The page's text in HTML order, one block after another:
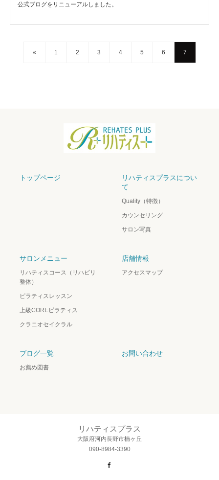
公式ブログをリニューアルしました。
« 1 2 3 4 5 6 7
トップページ
リハティスプラスについ
て
Quality（特徴）
カウンセリング
サロン写真
サロンメニュー
リハティスコース（リハビリ
整体）
ピラティスレッスン
上級COREピラティス
クラニオセイクラル
店舗情報
アクセスマップ
ブログ一覧
お薦め図書
お問い合わせ
リハティスプラス
大阪府河内長野市楠ヶ丘
090-8984-3390